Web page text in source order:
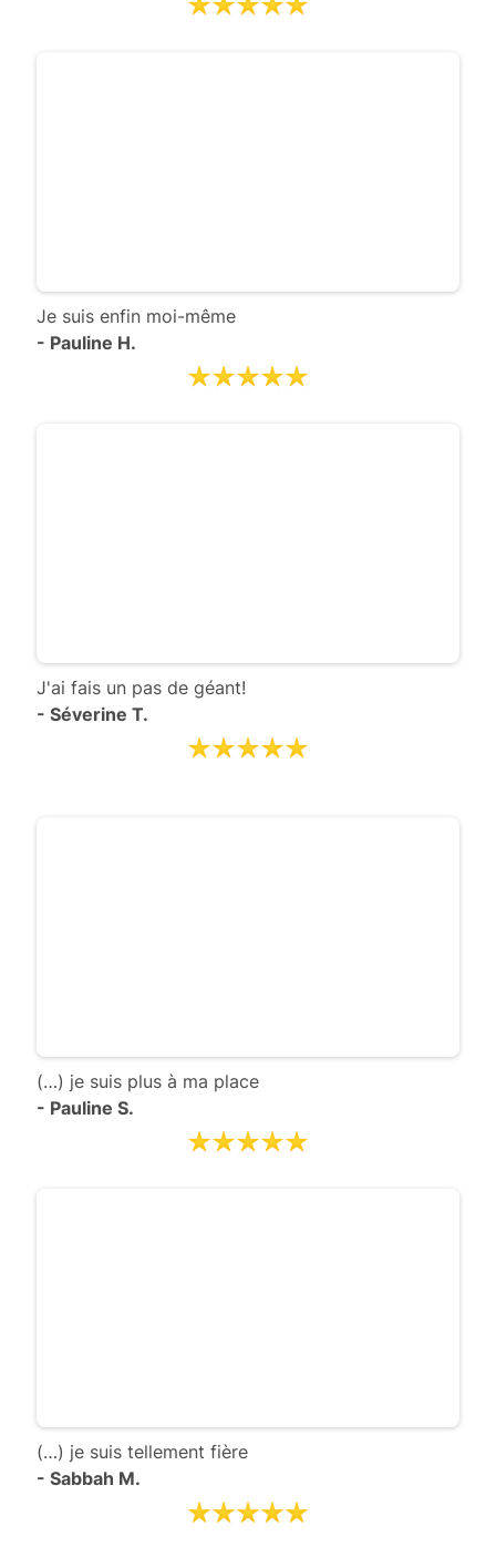
Je suis enfin moi-même
- Pauline H.
J'ai fais un pas de géant!
- Séverine T.
(…) je suis plus à ma place
- Pauline S.
(…) je suis tellement fière
- Sabbah M.